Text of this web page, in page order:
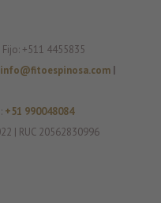
+511 4455835
info@fitoespinosa.com |
+51 990048084
| RUC 20562830996